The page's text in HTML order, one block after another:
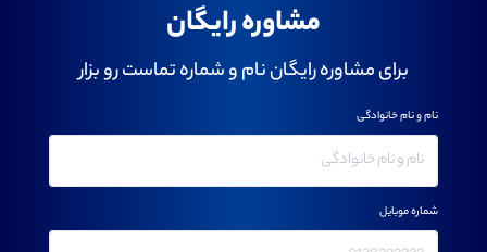
مشاوره رایگان
برای مشاوره رایگان نام و شماره تماست رو بزار
نام و نام خانوادگی
شماره موبایل